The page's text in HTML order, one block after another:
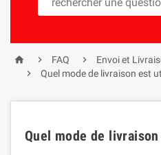
  FAQ 
Envoi et

Quel mode de livraison est
Quel mode de